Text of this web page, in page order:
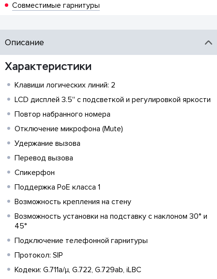
Совместимые гарнитуры
Описание
Характеристики
Клавиши логических линий: 2
LCD дисплей 3.5'' с подсветкой и регулировкой яркости
Повтор набранного номера
Отключение микрофона (Mute)
Удержание вызова
Перевод вызова
Спикерфон
Поддержка PoE класса 1
Возможность крепления на стену
Возможность установки на подставку с наклоном 30° и
45°
Подключение телефонной гарнитуры
Протокол: SIP
Кодеки: G.711a/μ, G.722, G.729ab, iLBC